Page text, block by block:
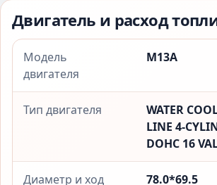
Двигатель и расход
Модель
двигателя
M13A
Тип двигателя
WATER
LINE 4-
DOHC 16
Диаметр и ход
78.0*69.5